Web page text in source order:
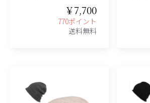
￥7,700
770ポイント
送料無料